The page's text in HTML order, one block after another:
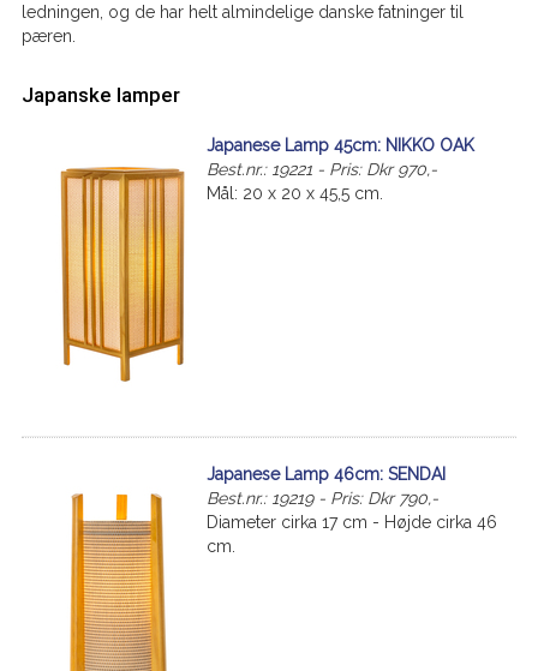
ledningen, og de har helt almindelige danske fatninger til
pæren.
Japanske lamper
Japanese Lamp 45cm: NIKKO OAK
Best.nr.: 19221 - Pris: Dkr 970,-
Mål: 20 x 20 x 45,5 cm.
Japanese Lamp 46cm: SENDAI
Best.nr.: 19219 - Pris: Dkr 790,-
Diameter cirka 17 cm - Højde cirka 46
cm.